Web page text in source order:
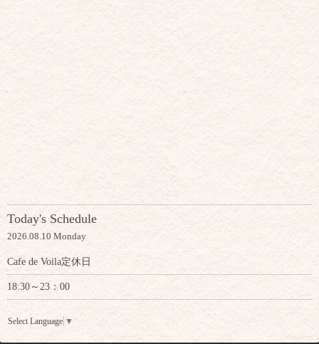
Today's Schedule
2026.08.10 Monday
Cafe de Voila定休日
18:30～23：00
Select Language ▼